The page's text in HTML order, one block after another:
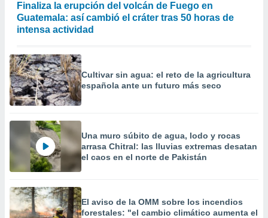
Finaliza la erupción del volcán de Fuego en
Guatemala: así cambió el cráter tras 50 horas de
intensa actividad
Cultivar sin agua: el reto de la agricultura
española ante un futuro más seco
Una muro súbito de agua, lodo y rocas
arrasa Chitral: las lluvias extremas desatan
el caos en el norte de Pakistán
El aviso de la OMM sobre los incendios
forestales: "el cambio climático aumenta el